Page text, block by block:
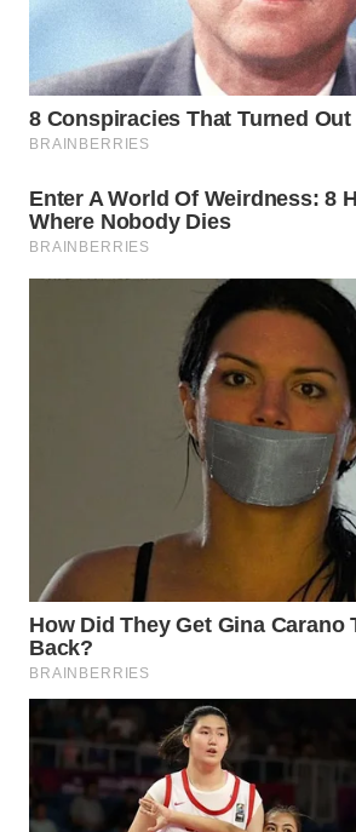
WN
NATUNA
WN
WN
Wahana
Media
Group
WAHANA
NEWS
WAHANA
TANI